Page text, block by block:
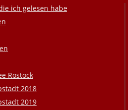
ich gelesen habe
Rostock
2018
2019